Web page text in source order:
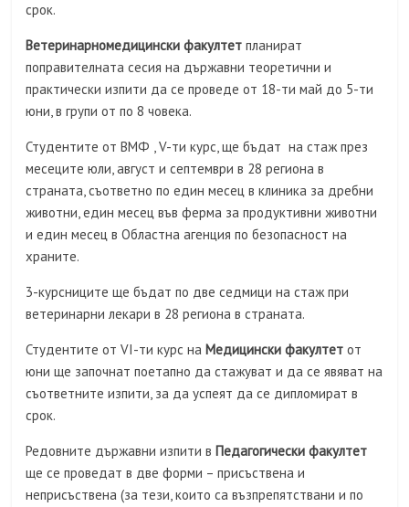
срок.
Ветеринарномедицински факултет планират
поправителната сесия на държавни теоретични и
практически изпити да се проведе от 18-ти май до 5-ти
юни, в групи от по 8 човека.
Студентите от ВМФ , V-ти курс, ще бъдат на стаж през
месеците юли, август и септември в 28 региона в
страната, съответно по един месец в клиника за дребни
животни, един месец във ферма за продуктивни животни
и един месец в Областна агенция по безопасност на
храните.
3-курсниците ще бъдат по две седмици на стаж при
ветеринарни лекари в 28 региона в страната.
Студентите от VI-ти курс наМедицински факултет от
юни ще започнат поетапно да стажуват и да се явяват на
съответните изпити, за да успеят да се дипломират в
срок.
Редовните държавни изпити вПедагогически факултет
ще се проведат в две форми – присъствена и
неприсъствена (за тези, които са възпрепятствани и по